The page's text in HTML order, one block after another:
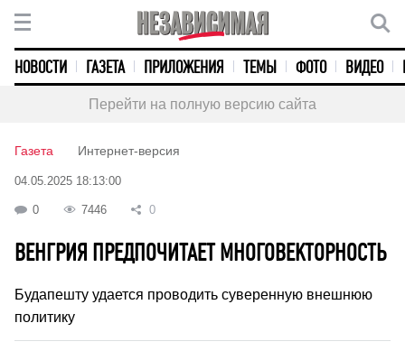
НОВОСТИ ГАЗЕТА ПРИЛОЖЕНИЯ ТЕМЫ ФОТО ВИДЕО
Перейти на полную версию сайта
Газета Интернет-версия
04.05.2025 18:13:00
0 7446 0
ВЕНГРИЯ ПРЕДПОЧИТАЕТ МНОГОВЕКТОРНОСТЬ
Будапешту удается проводить суверенную внешнюю
политику